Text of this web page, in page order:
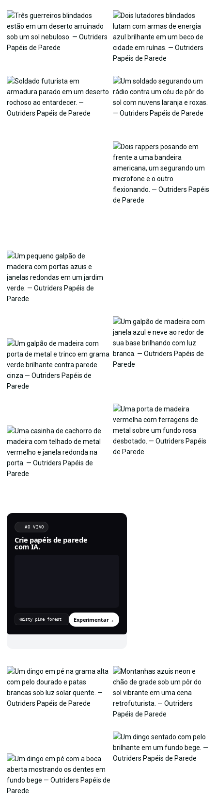
AO VIVO
Crie papéis de parede
com IA.
› Experimentar→